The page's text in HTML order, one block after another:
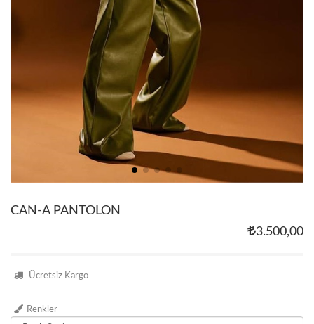
CAN-A PANTOLON
3.500,00
Ücretsiz Kargo
Renkler